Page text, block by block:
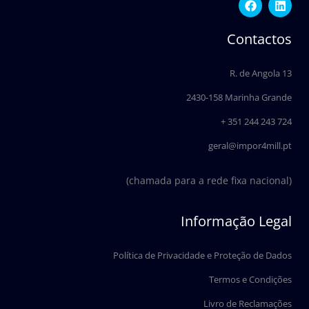
a
c
e
b
o
k
i
n
k
e
i
n
Contactos
R. de Angola 13
2430-158 Marinha Grande
+ 351 244 243 724
geral@impor4mill.pt
(chamada para a rede fixa nacional)
Informação Legal
Política de Privacidade e Proteção de Dados
Termos e Condições
Livro de Reclamações